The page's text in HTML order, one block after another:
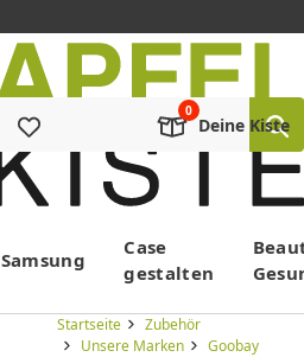
Deine Kiste
Samsung
Case
gestalten
Startseite
Zubehör
Unsere Marken
Goobay